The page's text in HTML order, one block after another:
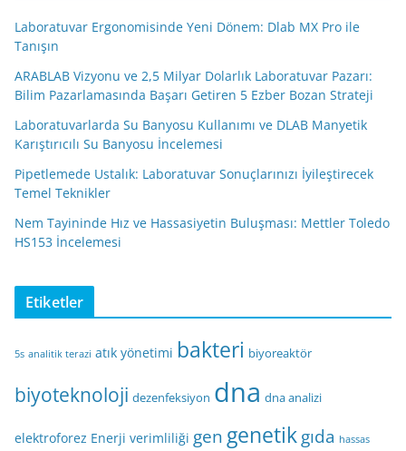
Laboratuvar Ergonomisinde Yeni Dönem: Dlab MX Pro ile
Tanışın
ARABLAB Vizyonu ve 2,5 Milyar Dolarlık Laboratuvar Pazarı:
Bilim Pazarlamasında Başarı Getiren 5 Ezber Bozan Strateji
Laboratuvarlarda Su Banyosu Kullanımı ve DLAB Manyetik
Karıştırıcılı Su Banyosu İncelemesi
Pipetlemede Ustalık: Laboratuvar Sonuçlarınızı İyileştirecek
Temel Teknikler
Nem Tayininde Hız ve Hassasiyetin Buluşması: Mettler Toledo
HS153 İncelemesi
Etiketler
5s analitik terazi atık yönetimi bakteri biyoreaktör
biyoteknoloji dezenfeksiyon dna dna analizi
elektroforez Enerji verimliliği gen genetikgıda hassas